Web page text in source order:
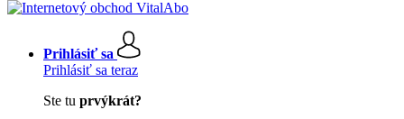
Prihlásiť sa
Prihlásiť sa teraz
Ste tu prvýkrát?